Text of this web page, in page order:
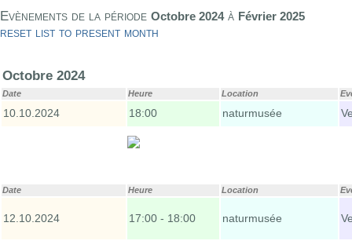
Evènements de la période Octobre 2024à Février 2025
reset list to present month
Octobre 2024
Date Heure Location
10.10.2024 18:00 naturmusée
Date Heure Location
12.10.2024 17:00 - 18:00 naturmusée